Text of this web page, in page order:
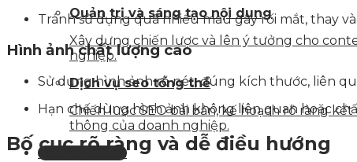
Quản trị và sáng tạo nội dung
Xây dựng chiến lược và lên ý tưởng cho
nghiệp.
Dịch vụ seo tổng thể
Chiến lược SEO bài bản, kế hoạch rõ ràng
thông của doanh nghiệp.
Liên hệ tư vấn
Tránh sử dụng quá nhiều màu gây rối mắt, thay
Hình ảnh chất lượng cao
Sử dụng hình ảnh rõ nét, đúng kích thước, liên
Hạn chế dùng hình ảnh không liên quan hoặc
Bố cục rõ ràng và dễ điều hướng